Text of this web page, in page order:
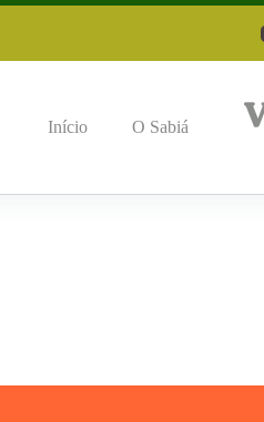
Início O Sabiá